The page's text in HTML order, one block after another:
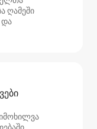
ღამეში
და